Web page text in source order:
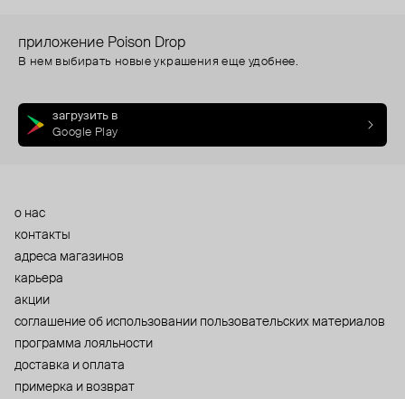
приложение Poison Drop
В нем выбирать новые украшения еще удобнее.
загрузить в
Google Play
о нас
контакты
адреса магазинов
карьера
акции
cоглашение об использовании пользовательских материалов
программа лояльности
доставка и оплата
примерка и возврат